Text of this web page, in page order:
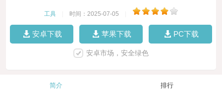
工具 时间：2025-07-05
安卓下载 苹果下载 PC下载
安卓市场，安全绿色
简介 排行